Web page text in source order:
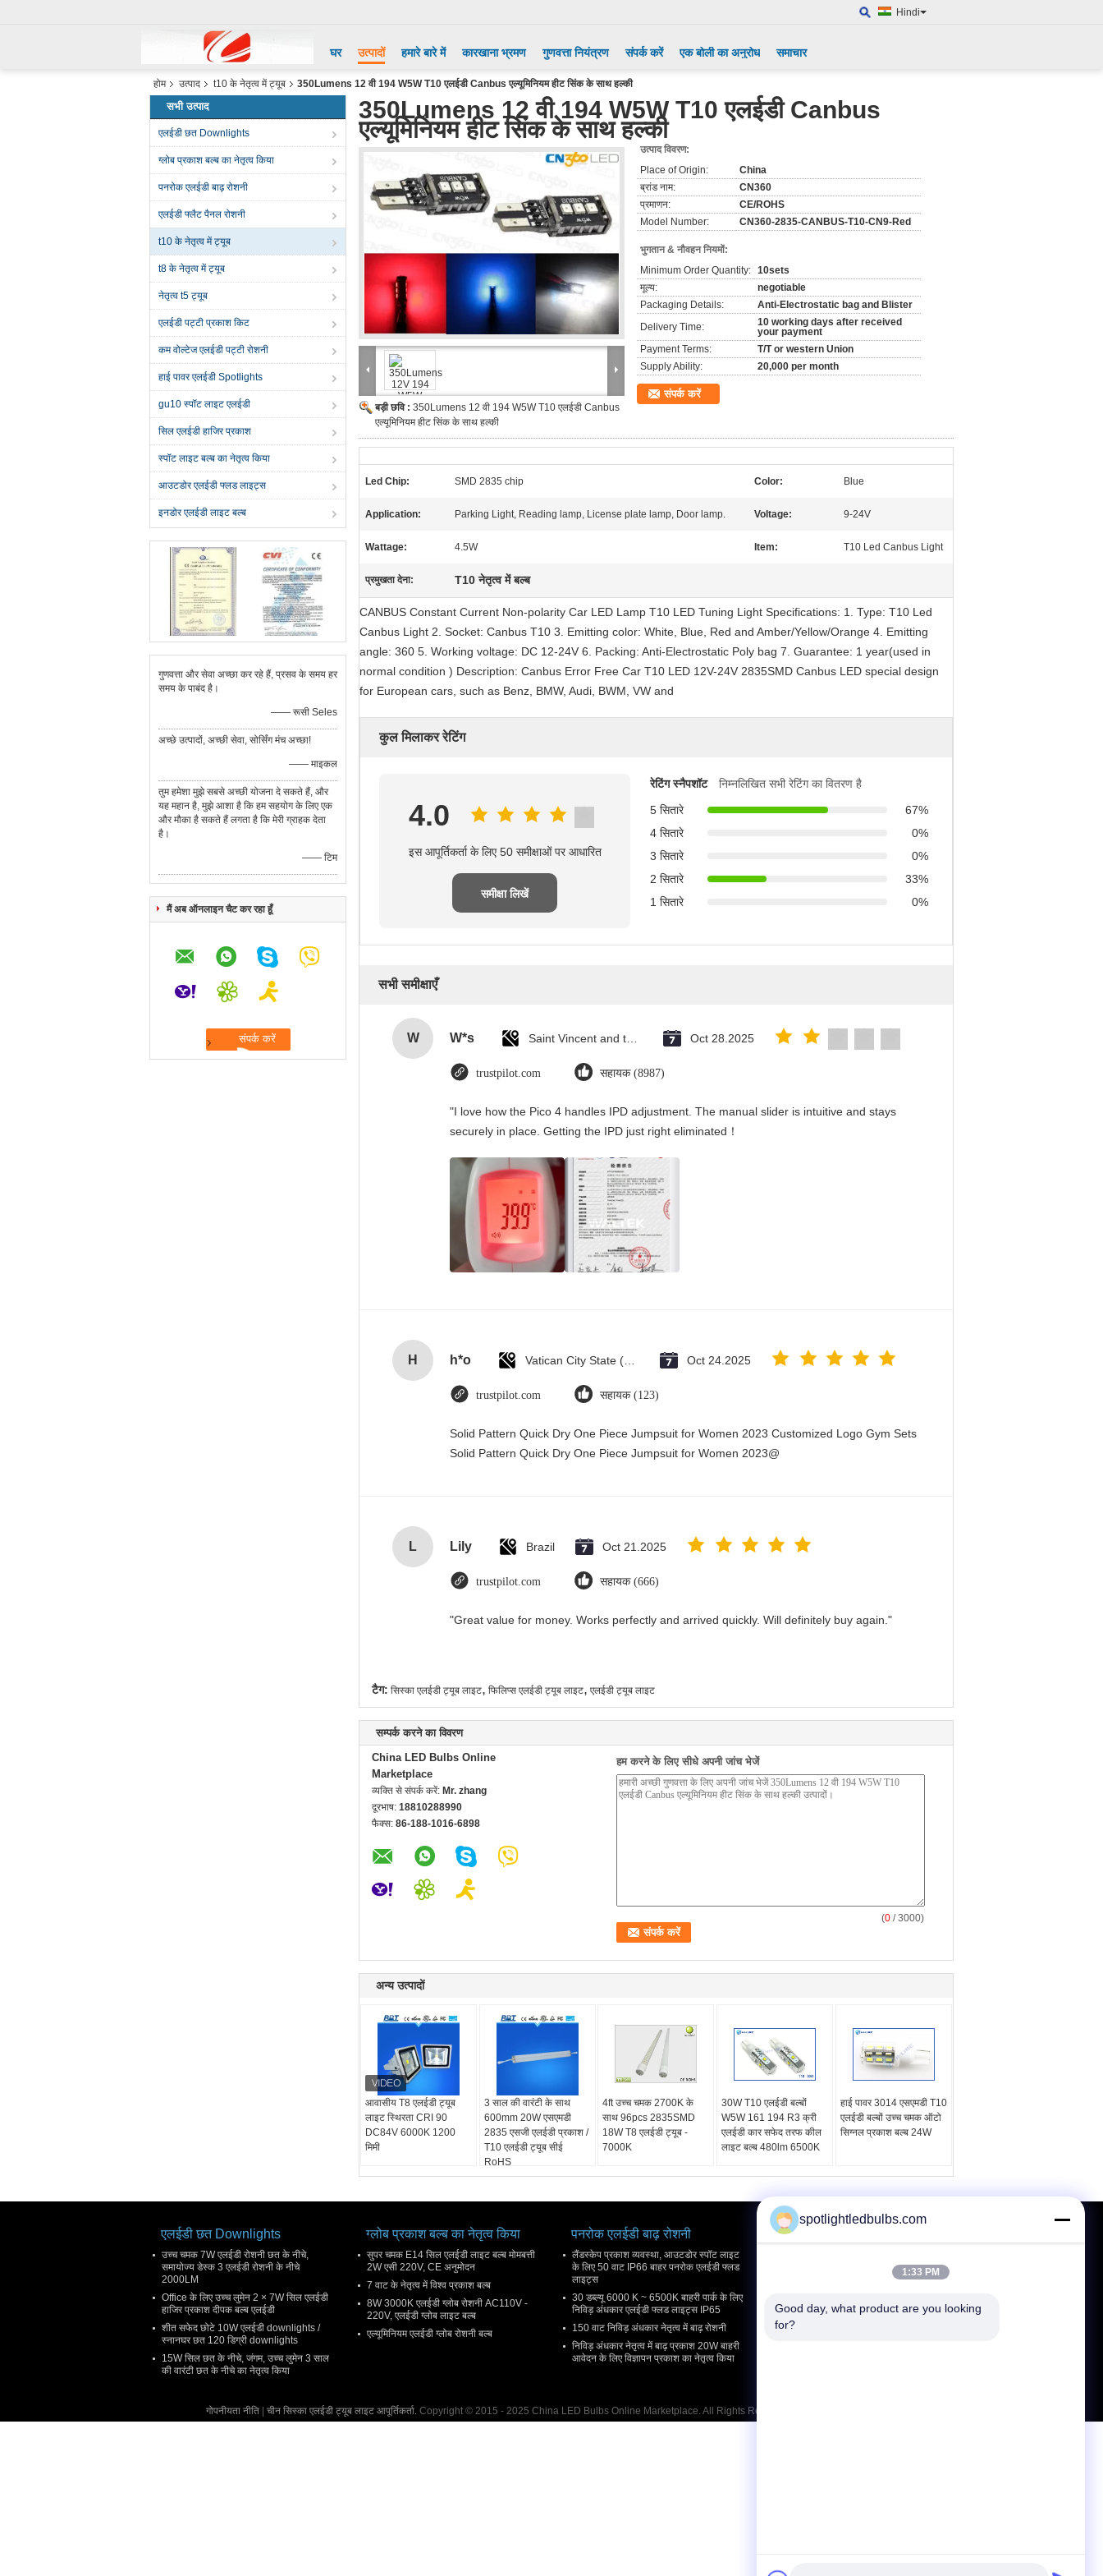
Hindi
घर उत्पादों हमारे बारे में कारखाना भ्रमण गुणवत्ता नियंत्रण संपर्क करें एक बोली का अनुरोध समाचार
होम उत्पाद t10 के नेतृत्व में ट्यूब 350Lumens 12 वी 194 W5W T10 एलईडी Canbus एल्यूमिनियम हीट सिंक के साथ हल्की
सभी उत्पाद
एलईडी छत Downlights
ग्लोब प्रकाश बल्ब का नेतृत्व किया
पनरोक एलईडी बाढ़ रोशनी
एलईडी फ्लैट पैनल रोशनी
t10 के नेतृत्व में ट्यूब
t8 के नेतृत्व में ट्यूब
नेतृत्व t5 ट्यूब
एलईडी पट्टी प्रकाश किट
कम वोल्टेज एलईडी पट्टी रोशनी
हाई पावर एलईडी Spotlights
gu10 स्पॉट लाइट एलईडी
सिल एलईडी हाजिर प्रकाश
स्पॉट लाइट बल्ब का नेतृत्व किया
आउटडोर एलईडी फ्लड लाइट्स
इनडोर एलईडी लाइट बल्ब
गुणवत्ता और सेवा अच्छा कर रहे हैं, प्रसव के समय हर
समय के पाबंद है।
—— रूसी Seles
अच्छे उत्पादों, अच्छी सेवा, सोर्सिंग मंच अच्छा!
—— माइकल
तुम हमेशा मुझे सबसे अच्छी योजना दे सकते हैं, और
यह महान है, मुझे आशा है कि हम सहयोग के लिए एक
और मौका है सकते हैं लगता है कि मेरी ग्राहक देता
है।
—— टिम
मैं अब ऑनलाइन चैट कर रहा हूँ
350Lumens 12 वी 194 W5W T10 एलईडी Canbus
एल्यूमिनियम हीट सिंक के साथ हल्की
बड़ी छवि : 350Lumens 12 वी 194 W5W T10 एलईडी Canbus
एल्यूमिनियम हीट सिंक के साथ हल्की
उत्पाद विवरण:
Place of Origin:
China
ब्रांड नाम:
CN360
प्रमाणन:
CE/ROHS
Model Number:
CN360-2835-CANBUS-T10-CN9-Red
भुगतान & नौवहन नियमों:
Minimum Order Quantity: 10sets
मूल्य:
negotiable
Packaging Details:
Anti-Electrostatic bag and Blister
Delivery Time:
10 working days after received
your payment
Payment Terms:
T/T or western Union
Supply Ability:
20,000 per month
संपर्क करें
Led Chip: SMD 2835 chip Color: Blue
Application: Parking Light, Reading lamp, License plate lamp, Door lamp. Voltage: 9-24V
Wattage: 4.5W Item: T10 Led Canbus Light
प्रमुखता देना: T10 नेतृत्व में बल्ब
CANBUS Constant Current Non-polarity Car LED Lamp T10 LED Tuning Light Specifications: 1. Type: T10 Led
Canbus Light 2. Socket: Canbus T10 3. Emitting color: White, Blue, Red and Amber/Yellow/Orange 4. Emitting
angle: 360 5. Working voltage: DC 12-24V 6. Packing: Anti-Electrostatic Poly bag 7. Guarantee: 1 year(used in
normal condition ) Description: Canbus Error Free Car T10 LED 12V-24V 2835SMD Canbus LED special design
for European cars, such as Benz, BMW, Audi, BWM, VW and
कुल मिलाकर रेटिंग
4.0
इस आपूर्तिकर्ता के लिए 50 समीक्षाओं पर आधारित
समीक्षा लिखें
रेटिंग स्नैपशॉट
निम्नलिखित सभी रेटिंग का वितरण है
5 सितारे
67%
4 सितारे
0%
3 सितारे
0%
2 सितारे
33%
1 सितारे
0%
सभी समीक्षाएँ
W W*s Oct 28.2025
trustpilot.com सहायक (8987)
"I love how the Pico 4 handles IPD adjustment. The manual slider is intuitive and stays
securely in place. Getting the IPD just right eliminated！
H h*o Oct 24.2025
trustpilot.com सहायक (123)
Solid Pattern Quick Dry One Piece Jumpsuit for Women 2023 Customized Logo Gym Sets
Solid Pattern Quick Dry One Piece Jumpsuit for Women 2023@
L Lily Brazil Oct 21.2025
trustpilot.com सहायक (666)
"Great value for money. Works perfectly and arrived quickly. Will definitely buy again."
टैग: सिस्का एलईडी ट्यूब लाइट, फिलिप्स एलईडी ट्यूब लाइट, एलईडी ट्यूब लाइट
सम्पर्क करने का विवरण
China LED Bulbs Online
Marketplace
व्यक्ति से संपर्क करें: Mr. zhang
दूरभाष: 18810288990
फैक्स: 86-188-1016-6898
हम करने के लिए सीधे अपनी जांच भेजें
(0 / 3000)
अन्य उत्पादों
आवासीय T8 एलईडी ट्यूब
लाइट स्थिरता CRI 90
DC84V 6000K 1200
मिमी
3 साल की वारंटी के साथ
600mm 20W एसएमडी
2835 एसजी एलईडी प्रकाश /
T10 एलईडी ट्यूब सीई
RoHS
4ft उच्च चमक 2700K के
साथ 96pcs 2835SMD
18W T8 एलईडी ट्यूब -
7000K
30W T10 एलईडी बल्बों
W5W 161 194 R3 क्री
एलईडी कार सफेद तरफ कील
लाइट बल्ब 480lm 6500K
हाई पावर 3014 एसएमडी T10
एलईडी बल्बों उच्च चमक ऑटो
सिग्नल प्रकाश बल्ब 24W
एलईडी छत Downlights
उच्च चमक 7W एलईडी रोशनी छत के नीचे,
समायोज्य डेस्क 3 एलईडी रोशनी के नीचे
2000LM
Office के लिए उच्च लुमेन 2 × 7W सिल एलईडी
हाजिर प्रकाश दीपक बल्ब एलईडी
शीत सफेद छोटे 10W एलईडी downlights /
स्नानघर छत 120 डिग्री downlights
15W सिल छत के नीचे, जंगम, उच्च लुमेन 3 साल
की वारंटी छत के नीचे का नेतृत्व किया
ग्लोब प्रकाश बल्ब का नेतृत्व किया
सुपर चमक E14 सिल एलईडी लाइट बल्ब मोमबत्ती
2W एसी 220V, CE अनुमोदन
7 वाट के नेतृत्व में विश्व प्रकाश बल्ब
8W 3000K एलईडी ग्लोब रोशनी AC110V -
220V, एलईडी ग्लोब लाइट बल्ब
एल्यूमिनियम एलईडी ग्लोब रोशनी बल्ब
पनरोक एलईडी बाढ़ रोशनी
लैंडस्केप प्रकाश व्यवस्था, आउटडोर स्पॉट लाइट
के लिए 50 वाट IP66 बाहर पनरोक एलईडी फ्लड
लाइट्स
30 डब्ल्यू 6000 K ~ 6500K बाहरी पार्क के लिए
निविड़ अंधकार एलईडी फ्लड लाइट्स IP65
150 वाट निविड़ अंधकार नेतृत्व में बाढ़ रोशनी
निविड़ अंधकार नेतृत्व में बाढ़ प्रकाश 20W बाहरी
आवेदन के लिए विज्ञापन प्रकाश का नेतृत्व किया
एक बोली का अनुरोध
E-Mail
गोपनीयता नीति चीन सिस्का एलईडी ट्यूब लाइट आपूर्तिकर्ता. Copyright © 2015 - 2025 China LED Bulbs Online Marketplace. All Rights Reserved. Developed by
spotlightledbulbs.com
1:33 PM
Good day, what product are you looking
for?